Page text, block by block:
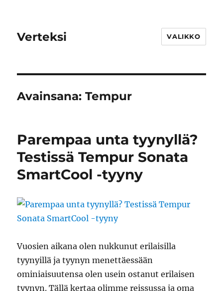
Verteksi VALIKKO
Avainsana:Tempur
Parempaa unta tyynyllä?
Testissä Tempur Sonata
SmartCool -tyyny
Vuosien aikana olen nukkunut erilaisilla
tyynyillä ja tyynyn menettäessään
ominiaisuutensa olen usein ostanut erilaisen
tyynyn. Tällä kertaa olimme reissussa ja oma